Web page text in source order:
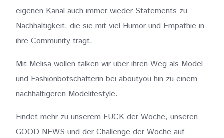
eigenen Kanal auch immer wieder Statements zu
Nachhaltigkeit, die sie mit viel Humor und Empathie in
ihre Community trägt.
Mit Melisa wollen talken wir über ihren Weg als Model
und Fashionbotschafterin bei aboutyou hin zu einem
nachhaltigeren Modelifestyle.
Findet mehr zu unserem FUCK der Woche, unseren
GOOD NEWS und der Challenge der Woche auf